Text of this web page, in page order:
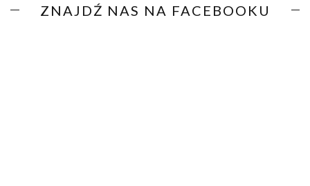
ZNAJDŹ NAS NA FACEBOOKU